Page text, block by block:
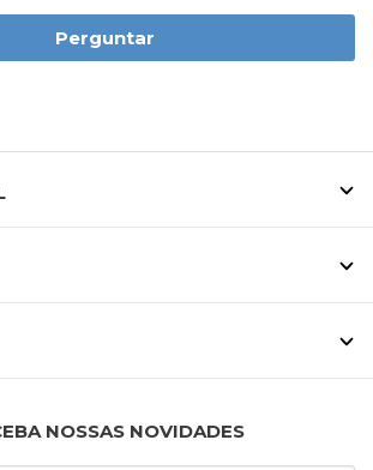
Perguntar
NOSSAS NOVIDADES